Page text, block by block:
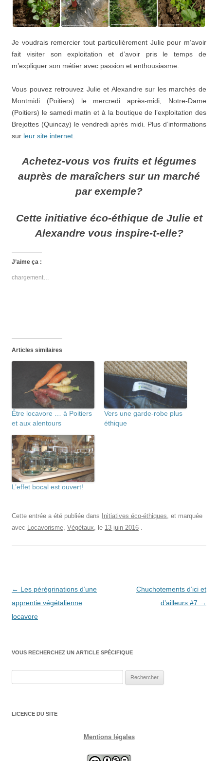
Je voudrais remercier tout particulièrement Julie pour m’avoir
fait visiter son exploitation et d’avoir pris le temps de
m’expliquer son métier avec passion et enthousiasme.
Vous pouvez retrouvez Julie et Alexandre sur les marchés de
Montmidi (Poitiers) le mercredi après-midi, Notre-Dame
(Poitiers) le samedi matin et à la boutique de l’exploitation des
Brejottes (Quincay) le vendredi après midi. Plus d’informations
sur leur site internet
Achetez-vous vos fruits et légumes
auprès de maraîchers sur un marché
par exemple?
Cette initiative éco-éthique de Julie et
Alexandre vous inspire-t-elle?
J’aime ça :
chargement…
Articles similaires
Être locavore … à Poitiers
et aux alentours
Vers une garde-robe plus
éthique
L’effet bocal est ouvert!
Cette entrée a été publiée dans Initiatives éco-éthiques, et marquée
avec Locavorisme, Végétaux, le 13 juin 2016 .
Navigation
des
articles
← Les pérégrinations d’une
apprentie végétalienne
locavore
Chuchotements d’ici et
d’ailleurs #7 →
VOUS RECHERCHEZ UN ARTICLE SPÉCIFIQUE
LICENCE DU SITE
Mentions légales